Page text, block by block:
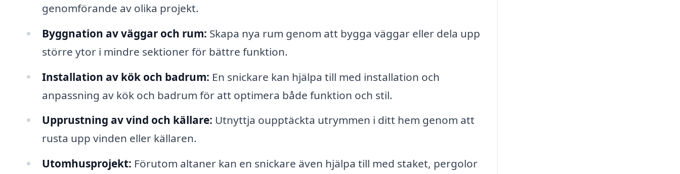
genomförande av olika projekt.
Byggnation av väggar och rum: Skapa nya rum genom att bygga väggar eller dela upp
större ytor i mindre sektioner för bättre funktion.
Installation av kök och badrum: En snickare kan hjälpa till med installation och
anpassning av kök och badrum för att optimera både funktion och stil.
Upprustning av vind och källare: Utnyttja oupptäckta utrymmen i ditt hem genom att
rusta upp vinden eller källaren.
Utomhusprojekt: Förutom altaner kan en snickare även hjälpa till med staket, pergolor